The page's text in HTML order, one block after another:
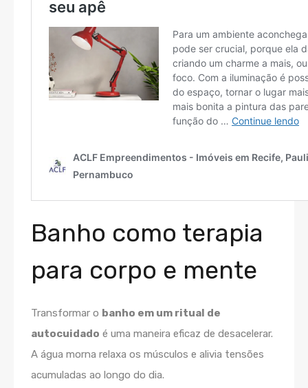
Banho como terapia
para corpo e mente
Transformar o banho em um ritual de
autocuidado é uma maneira eficaz de desacelerar.
A água morna relaxa os músculos e alivia tensões
acumuladas ao longo do dia.